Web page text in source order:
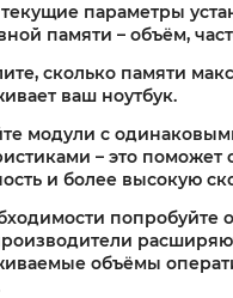
параметры
памяти – объём,
сколько памяти
ваш ноутбук.
модули с
– это поможет
и более высокую
попробуйте
объёмы